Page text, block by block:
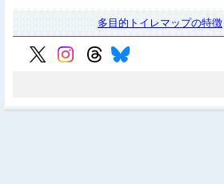
多目的トイレマップの特徴